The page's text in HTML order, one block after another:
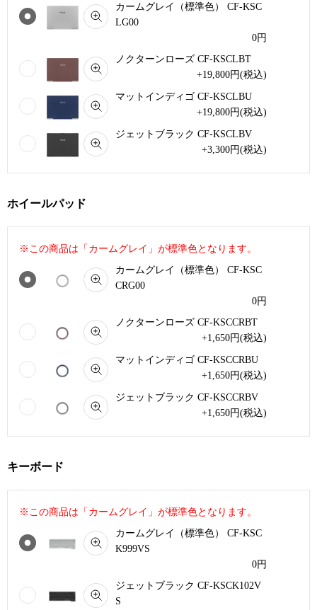
カームグレイ（標準色） CF-KSC
LG00
0円
ノクターンローズ CF-KSCLBT
+19,800円(税込)
マットインディゴ CF-KSCLBU
+19,800円(税込)
ジェットブラック CF-KSCLBV
+3,300円(税込)
ホイールパッド
※この商品は「カームグレイ」が標準色となります。
カームグレイ（標準色） CF-KSC
CRG00
0円
ノクターンローズ CF-KSCCRBT
+1,650円(税込)
マットインディゴ CF-KSCCRBU
+1,650円(税込)
ジェットブラック CF-KSCCRBV
+1,650円(税込)
キーボード
※この商品は「カームグレイ」が標準色となります。
カームグレイ（標準色） CF-KSC
K999VS
0円
ジェットブラック CF-KSCK102V
S